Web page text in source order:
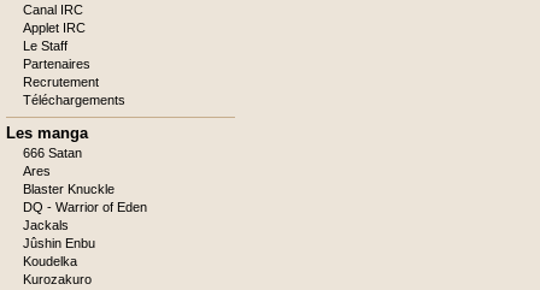
Canal IRC
Applet IRC
Le Staff
Partenaires
Recrutement
Téléchargements
Les manga
666 Satan
Ares
Blaster Knuckle
DQ - Warrior of Eden
Jackals
Jûshin Enbu
Koudelka
Kurozakuro